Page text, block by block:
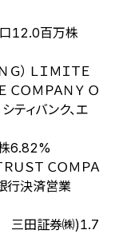
12.0百万株
） ＬＩＭＩＴＥ
ＣＯＭＰＡＮＹ Ｏ
ティバンク、エ
6.82%
ＲＵＳＴ ＣＯＭＰＡ
行決済営業
三田証券㈱)1.7